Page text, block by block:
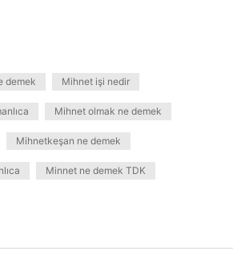
demek Mihnet işi nedir
Mihnet olmak ne demek
Mihnetkeşan ne demek
Minnet ne demek TDK